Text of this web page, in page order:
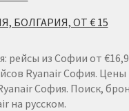
ГДАНЬСК
БОЛГАРИЯ, ОТ € 15
рейсы из Софии от
Ryanair София. Цены
София. Поиск,
на русском.